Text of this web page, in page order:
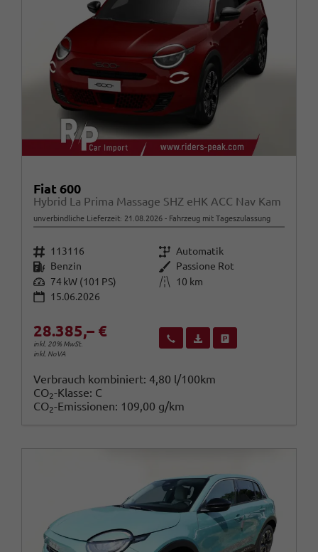
Fiat 600
Hybrid La Prima Massage SHZ eHK ACC Nav Kam
unverbindliche Lieferzeit: 21.08.2026 Fahrzeug mit Tageszulassung
Fahrzeugnr. 113116 Getriebe Automatik
Kraftstoff Benzin Außenfarbe Passione Rot
Leistung 74 kW (101 PS) Kilometerstand
10 km
15.06.2026
28.385,– €
inkl. 20% MwSt.
inkl. NoVA
Wir rufen Sie anFahrzeugexposé (PDF)
Verbrauch kombiniert: 4,80 l/100km
CO2-Klasse: C
CO2-Emissionen: 109,00 g/km